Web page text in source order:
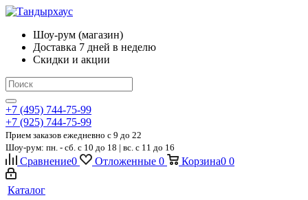
Шоу-рум (магазин)
Доставка 7 дней в неделю
Скидки и акции
+7 (495) 744-75-99
+7 (925) 744-75-99
Прием заказов ежедневно c 9 до 22
Шоу-рум: пн. - сб. с 10 до 18 | вс. с 11 до 16
Сравнение0 Отложенные 0 Корзина0 0
Каталог